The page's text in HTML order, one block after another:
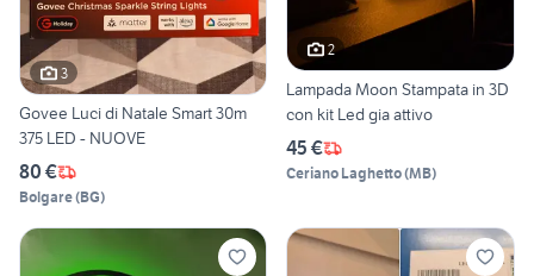
3
Govee Luci di Natale Smart 30m
375 LED - NUOVE
80 €
Bolgare(BG)
2
Lampada Moon Stampata in 3D
con kit Led gia attivo
45 €
Ceriano Laghetto(MB)